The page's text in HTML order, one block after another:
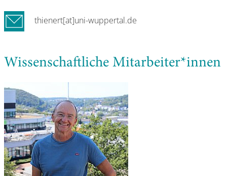
thienert[at]uni-wuppertal.de
Wissenschaftliche Mitarbeiter*innen